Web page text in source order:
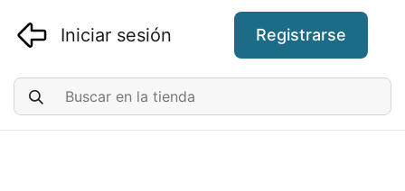
Iniciar sesión Registrarse